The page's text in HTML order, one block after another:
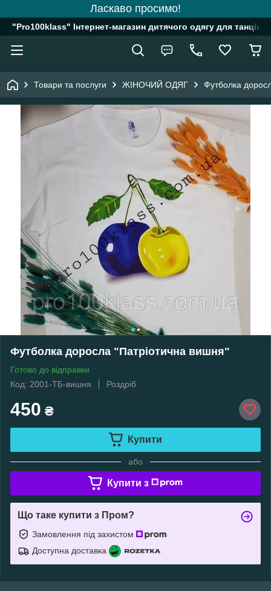
Ласкаво просимо!
"Pro100klass" Інтернет-магазин дитячого одягу для танців,
Товари та послуги ЖІНОЧИЙ ОДЯГ Футболка
Футболка доросла "Патріотична вишня"
Готово до відправки
Код: 2001-ТБ-вишня
Роздріб
450 ₴
Купити
або
Купити з
Що таке купити з Пром?
Замовлення під захистом
Доступна доставка